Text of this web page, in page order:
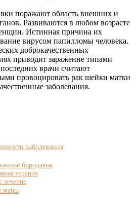
поражают область внешних и
Развиваются в любом возрасте
Истинная причина их
вирусом папилломы человека.
доброкачественных
приводит заражение типами
врачи считают
провоцировать рак шейки матки
заболевания.
заболевания
бородавок
терапия
лечение
меры